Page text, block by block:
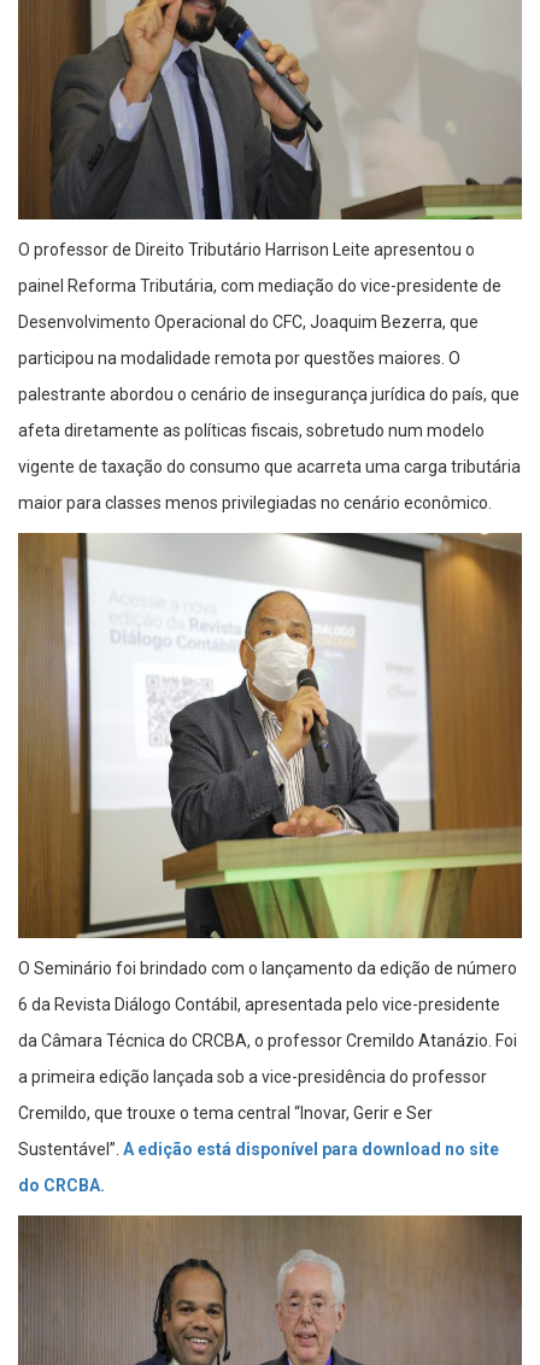
O professor de Direito Tributário Harrison Leite apresentou o
painel Reforma Tributária, com mediação do vice-presidente de
Desenvolvimento Operacional do CFC, Joaquim Bezerra, que
participou na modalidade remota por questões maiores. O
palestrante abordou o cenário de insegurança jurídica do país, que
afeta diretamente as políticas fiscais, sobretudo num modelo
vigente de taxação do consumo que acarreta uma carga tributária
maior para classes menos privilegiadas no cenário econômico.
O Seminário foi brindado com o lançamento da edição de número
6 da Revista Diálogo Contábil, apresentada pelo vice-presidente
da Câmara Técnica do CRCBA, o professor Cremildo Atanázio. Foi
a primeira edição lançada sob a vice-presidência do professor
Cremildo, que trouxe o tema central “Inovar, Gerir e Ser
Sustentável”. A edição está disponível para download no site
do CRCBA.